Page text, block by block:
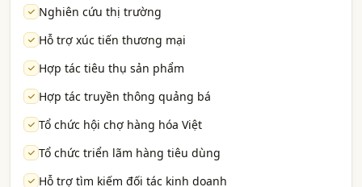
Nghiên cứu thị trường
Hỗ trợ xúc tiến thương mại
Hợp tác tiêu thụ sản phẩm
Hợp tác truyền thông quảng bá
Tổ chức hội chợ hàng hóa Việt
Tổ chức triển lãm hàng tiêu dùng
Hỗ trợ tìm kiếm đối tác kinh doanh